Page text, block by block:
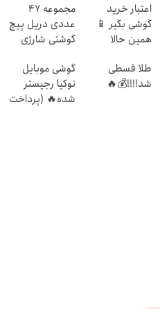
اعتبار خرید
گوشی بگیر 📱
همین حالا
بده 🎯
مجموعه 47
عددی دریل پیچ
گوشتی شارژی
محدود)
طلا قسطی
شد!!!!💰🔥
گوشی موبایل
نوکیا رجیستر
شده🔥 (پرداخت